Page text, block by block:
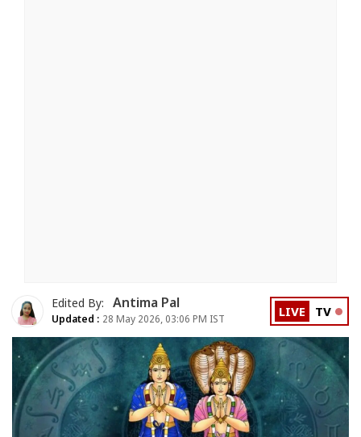
Edited By: Antima Pal
Updated : 28 May 2026, 03:06 PM IST LIVE TV